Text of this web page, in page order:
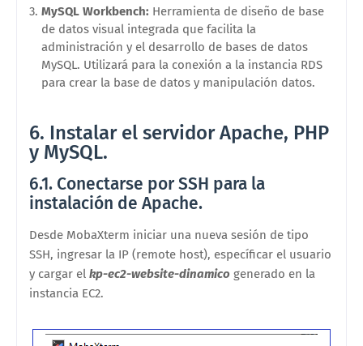
MySQL Workbench: Herramienta de diseño de base
de datos visual integrada que facilita la
administración y el desarrollo de bases de datos
MySQL. Utilizará para la conexión a la instancia RDS
para crear la base de datos y manipulación datos.
6. Instalar el servidor Apache, PHP
y MySQL.
6.1. Conectarse por SSH para la
instalación de Apache.
Desde MobaXterm iniciar una nueva sesión de tipo
SSH, ingresar la IP (remote host), específicar el usuario
y cargar el kp-ec2-website-dinamico generado en la
instancia EC2.